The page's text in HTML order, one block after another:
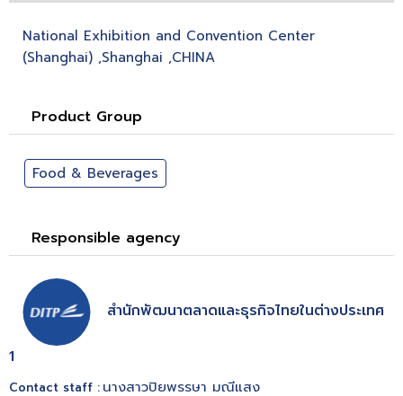
National Exhibition and Convention Center
(Shanghai) ,Shanghai ,CHINA
Product Group
Food & Beverages
Responsible agency
สำนักพัฒนาตลาดและธุรกิจไทยในต่างประเทศ
1
Contact staff : นางสาวปิยพรรษา มณีแสง